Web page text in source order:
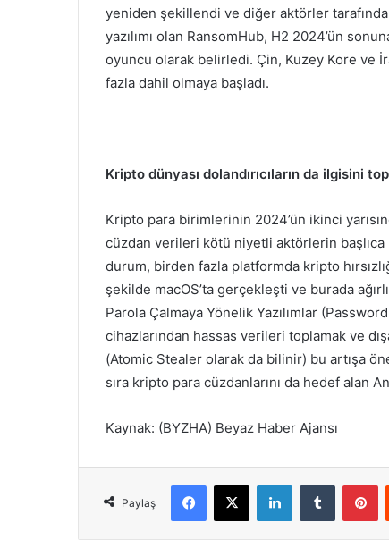
yeniden şekillendi ve diğer aktörler
yazılımı olan RansomHub, H2 2024’ün
oyuncu olarak belirledi. Çin, Kuzey Kore ve
fazla dahil olmaya başladı.
Kripto dünyası dolandırıcıların da ilgisini
Kripto para birimlerinin 2024’ün ikinci
cüzdan verileri kötü niyetli aktörlerin
durum, birden fazla platformda kripto
şekilde macOS’ta gerçekleşti ve burada
Parola Çalmaya Yönelik Yazılımlar
cihazlarından hassas verileri toplamak ve
(Atomic Stealer olarak da bilinir) bu artışa
sıra kripto para cüzdanlarını da hedef alan
Kaynak: (BYZHA) Beyaz Haber Ajansı
Paylaş